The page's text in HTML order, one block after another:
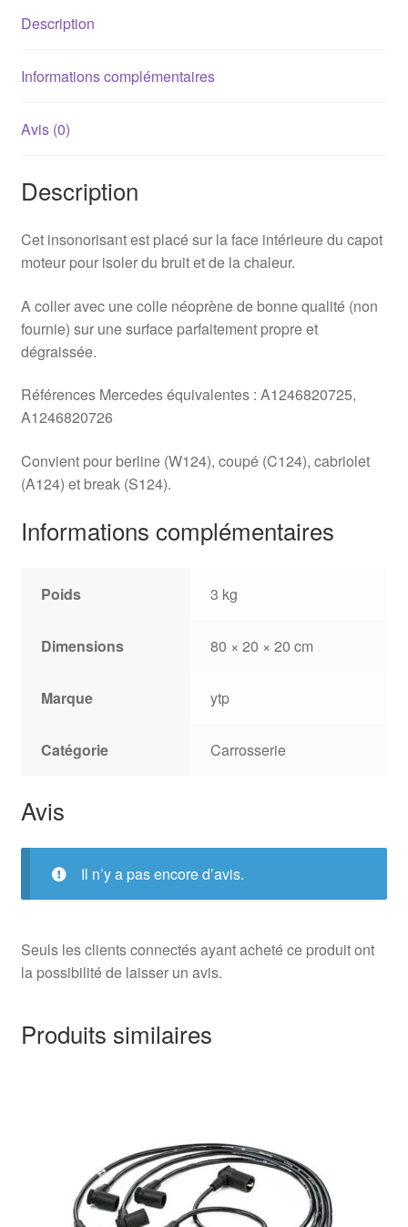
Description
Informations complémentaires
Avis (0)
Description
Cet insonorisant est placé sur la face intérieure du capot
moteur pour isoler du bruit et de la chaleur.
A coller avec une colle néoprène de bonne qualité (non
fournie) sur une surface parfaitement propre et
dégraissée.
Références Mercedes équivalentes : A1246820725,
A1246820726
Convient pour berline (W124), coupé (C124), cabriolet
(A124) et break (S124).
Informations complémentaires
Poids 3 kg
Dimensions 80 × 20 × 20 cm
Marque ytp
Catégorie Carrosserie
Avis
Il n’y a pas encore d’avis.
Seuls les clients connectés ayant acheté ce produit ont
la possibilité de laisser un avis.
Produits similaires